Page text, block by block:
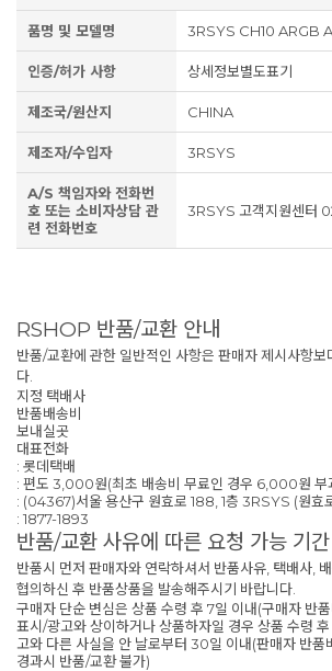
품명 및 모델명 3RSYS CH10 ARGB
인증/허가 사항 상세정보별도표기
제조국/원산지 CHINA
제조자/수입자 3RSYS
A/S 책임자와 전화번
호 또는 소비자상담 관
련 전화번호
3RSYS 고객지원센터
RSHOP 반품/교환 안내
반품/교환에 관한 일반적인 사항은 판매자 제시사항보
다.
지정 택배사
반품배송비
보내실곳
대표전화
: 롯데택배
: 편도 3,000원(최초 배송비 무료인 경우 6,000원 부
: (04367)서울 용산구 원효로 188, 1층 3RSYS (원효
: 1877-1893
반품/교환 사유에 따른 요청 가능 기간
반품시 먼저 판매자와 연락하셔서 반품사유, 택배사,
협의하신 후 반품상품을 발송해주시기 바랍니다.
구매자 단순 변심은 상품 수령 후 7일 이내(구매자 반
표시/광고와 상이하거나 상품하자일 경우 상품 수령
고와 다른 사실을 안 날로부터 30일 이내(판매자 반품
경과시 반품/교환 불가)